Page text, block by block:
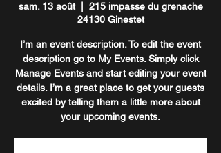
sam. 13 août
  |
215 impasse du grenache
24130 Ginestet
I’m an event description. To edit the event
description go to My Events. Simply click
Manage Events and start editing your event
details. I’m a great place to get your guests
excited by telling them a little more about
your upcoming events.